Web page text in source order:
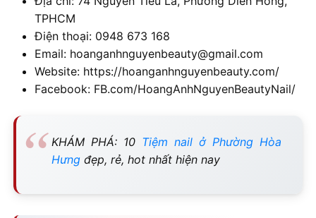
TPHCM
Điện thoại: 0948 673 168
Email: hoanganhnguyenbeauty@gmail.com
Website: https://hoanganhnguyenbeauty.com/
Facebook: FB.com/HoangAnhNguyenBeautyNail/
KHÁM PHÁ: 10 Tiệm nail ở Phường Hòa
Hưng đẹp, rẻ, hot nhất hiện nay